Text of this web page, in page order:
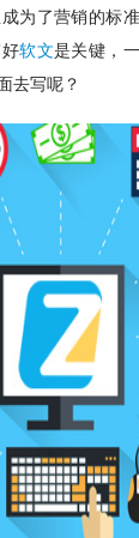
为了营销的标准
软文是关键，
去写呢？